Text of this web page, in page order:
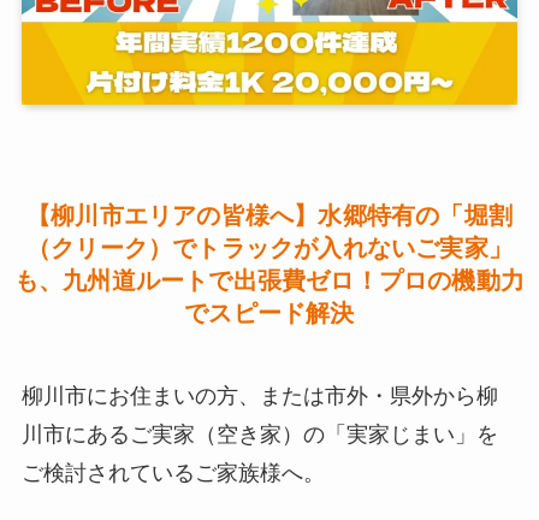
【柳川市エリアの皆様へ】水郷特有の「堀割
（クリーク）でトラックが入れないご実家」
も、九州道ルートで出張費ゼロ！プロの機動力
でスピード解決
柳川市にお住まいの方、または市外・県外から柳
川市にあるご実家（空き家）の「実家じまい」を
ご検討されているご家族様へ。